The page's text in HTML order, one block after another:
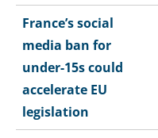
France’s social
media ban for
under-15s could
accelerate EU
legislation